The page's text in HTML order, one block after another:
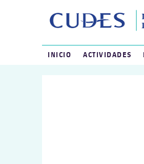
INICIO ACTIVIDADES